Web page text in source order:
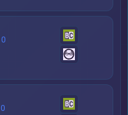
0
0